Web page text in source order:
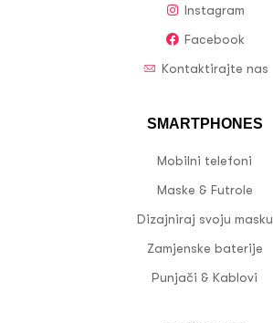
Instagram
Facebook
Kontaktirajte nas
SMARTPHONES
Mobilni telefoni
Maske & Futrole
Dizajniraj svoju masku
Zamjenske baterije
Punjači & Kablovi